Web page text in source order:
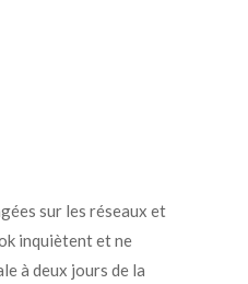
sur les réseaux et
inquiètent et ne
à deux jours de la